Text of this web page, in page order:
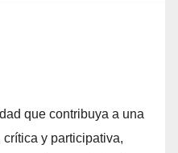
que contribuya a una
y participativa,